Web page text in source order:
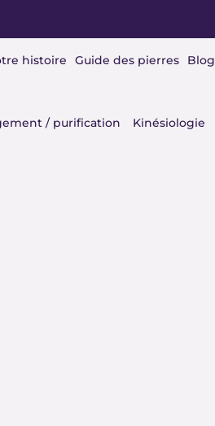
histoire Guide des pierres Blog
/ purification Kinésiologie